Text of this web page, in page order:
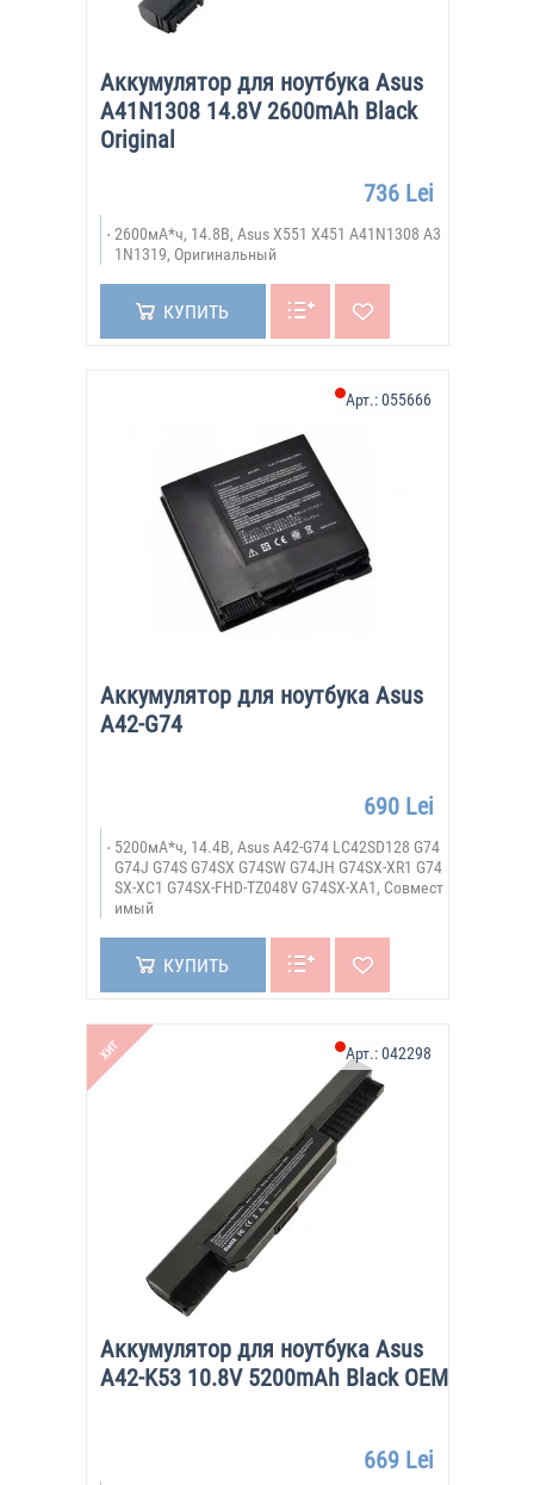
Аккумулятор для ноутбука Asus
A41N1308 14.8V 2600mAh Black
Original
736 Lei
2600мА*ч, 14.8В, Asus X551 X451 A41N1308 A3
1N1319, Оригинальный
КУПИТЬ
Аккумулятор для ноутбука Asus
A42-G74
Арт.:055666
690 Lei
5200мА*ч, 14.4В, Asus A42-G74 LC42SD128 G74
G74J G74S G74SX G74SW G74JH G74SX-XR1 G74
SX-XC1 G74SX-FHD-TZ048V G74SX-XA1, Совмест
имый
КУПИТЬ
ХИТ
Аккумулятор для ноутбука Asus
A42-K53 10.8V 5200mAh Black OEM
Арт.:042298
669 Lei